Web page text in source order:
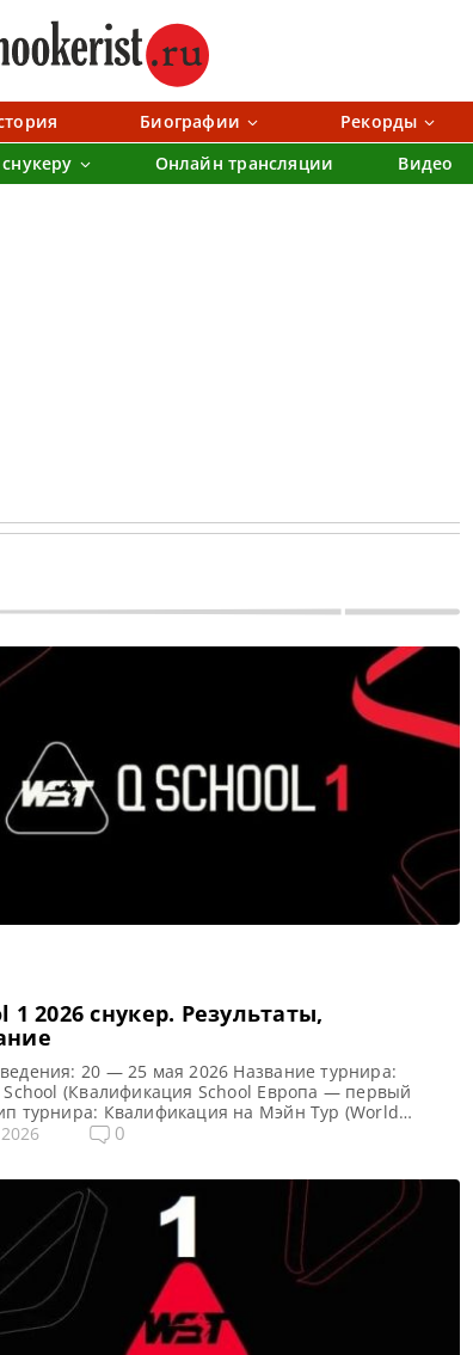
Биографии Рекорды
Онлайн трансляции Видео
1 2026 cнукер. Результаты,
20 — 25 мая 2026 Название турнира:
(Квалификация School Европа — первый
турнира: Квалификация на Мэйн Тур (World
Арена: Mattioli Arena Место проведения
Snooker Tour, а финалисты (ПОБЕДИТЕЛИ) каждого
0